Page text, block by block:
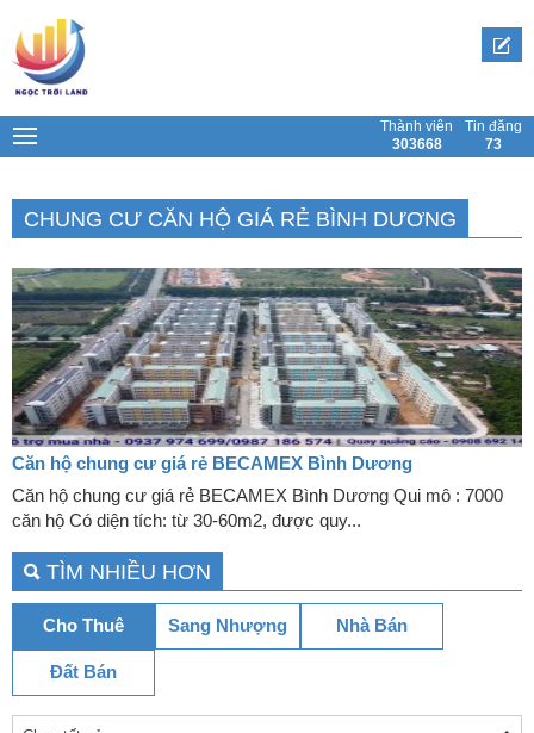
content
Thành viên
303668
Tin đăng
73
CHUNG CƯ CĂN HỘ GIÁ RẺ BÌNH DƯƠNG
Căn hộ chung cư giá rẻ BECAMEX Bình Dương
Căn hộ chung cư giá rẻ BECAMEX Bình Dương Qui mô : 7000
căn hộ Có diện tích: từ 30-60m2, được quy...
TÌM NHIỀU HƠN
Cho Thuê Sang Nhượng Nhà Bán
Đất Bán